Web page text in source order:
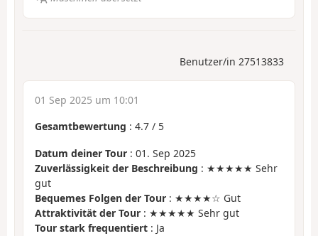
Benutzer/in 27513833
01 Sep 2025 um 10:01
Gesamtbewertung : 4.7 / 5
Datum deiner Tour : 01. Sep 2025
Zuverlässigkeit der Beschreibung : ★★★★★ Sehr
gut
Bequemes Folgen der Tour : ★★★★☆ Gut
Attraktivität der Tour : ★★★★★ Sehr gut
Tour stark frequentiert : Ja